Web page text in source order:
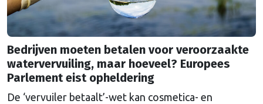
Bedrijven moeten betalen voor veroorzaakte
watervervuiling, maar hoeveel? Europees
Parlement eist opheldering
De ‘vervuiler betaalt’-wet kan cosmetica- en